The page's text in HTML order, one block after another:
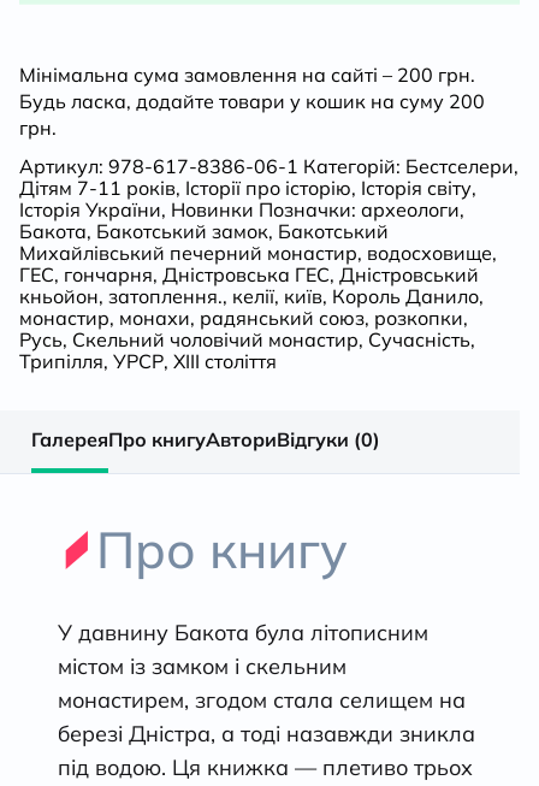
Мінімальна сума замовлення на сайті – 200 грн.
Будь ласка, додайте товари у кошик на суму 200
грн.
Артикул: 978-617-8386-06-1 Категорій: Бестселери,
Дітям 7-11 років, Історії про історію, Історія світу,
Історія України, Новинки Позначки: археологи,
Бакота, Бакотський замок, Бакотський
Михайлівський печерний монастир, водосховище,
ГЕС, гончарня, Дністровська ГЕС, Дністровський
кньойон, затоплення., келії, київ, Король Данило,
монастир, монахи, радянський союз, розкопки,
Русь, Скельний чоловічий монастир, Сучасність,
Трипілля, УРСР, ХIII століття
ГалереяПро книгуАвториВідгуки (0)
Про книгу
У давнину Бакота була літописним
містом із замком і скельним
монастирем, згодом стала селищем на
березі Дністра, а тоді назавжди зникла
під водою. Ця книжка — плетиво трьох